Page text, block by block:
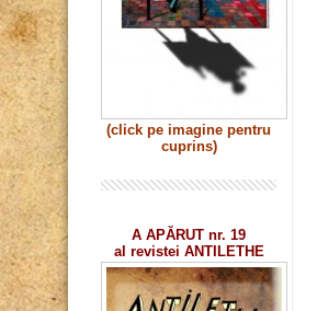
(click pe imagine pentru
cuprins)
A APĂRUT nr. 19
al revistei ANTILETHE